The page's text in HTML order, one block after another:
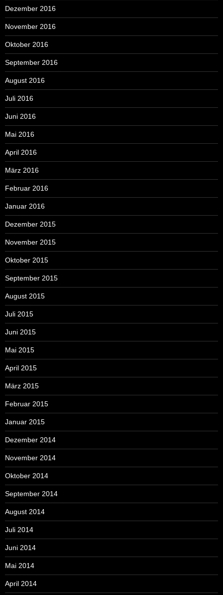
Dezember 2016
November 2016
Oktober 2016
September 2016
August 2016
Juli 2016
Juni 2016
Mai 2016
April 2016
März 2016
Februar 2016
Januar 2016
Dezember 2015
November 2015
Oktober 2015
September 2015
August 2015
Juli 2015
Juni 2015
Mai 2015
April 2015
März 2015
Februar 2015
Januar 2015
Dezember 2014
November 2014
Oktober 2014
September 2014
August 2014
Juli 2014
Juni 2014
Mai 2014
April 2014